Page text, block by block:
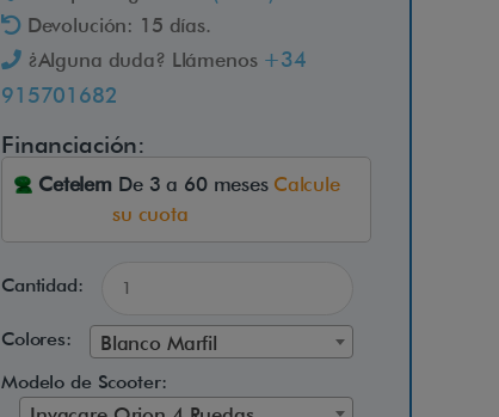
Devolución: 15 días.
¿Alguna duda? Llámenos +34
915701682
Financiación:
Cetelem De 3 a 60 meses Calcule
su cuota
Cantidad:
Colores: Blanco Marfil
Modelo de Scooter: